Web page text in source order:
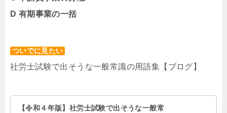
D 有期事業の一括
ついでに見たい
社労士試験で出そうな一般常識の用語集【ブログ】
【令和４年版】社労士試験で出そうな一般常